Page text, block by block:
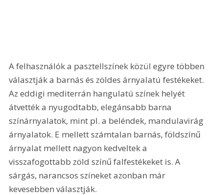
A felhasználók a pasztellszínek közül egyre többen
választják a barnás és zöldes árnyalatú festékeket.
Az eddigi mediterrán hangulatú színek helyét
átvették a nyugodtabb, elegánsabb barna
színárnyalatok, mint pl. a beléndek, mandulavirág
árnyalatok. E mellett számtalan barnás, földszínű
árnyalat mellett nagyon kedveltek a
visszafogottabb zöld színű falfestékeket is. A
sárgás, narancsos színeket azonban már
kevesebben választják.